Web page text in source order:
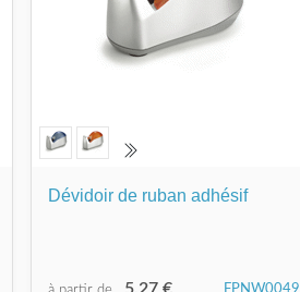
Dévidoir de ruban adhésif
5,27 € FPNW0049